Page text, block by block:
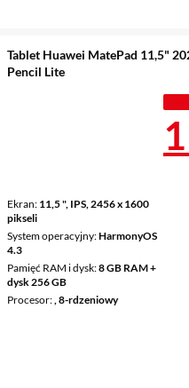
Tablet Huawei MatePad 11,5"
Pencil Lite
Ekran 11,5 ", IPS, 2456 x 1600
pikseli
System operacyjny HarmonyOS
4.3
Pamięć RAM i dysk 8 GB RAM +
dysk 256 GB
Procesor
, 8-rdzeniowy